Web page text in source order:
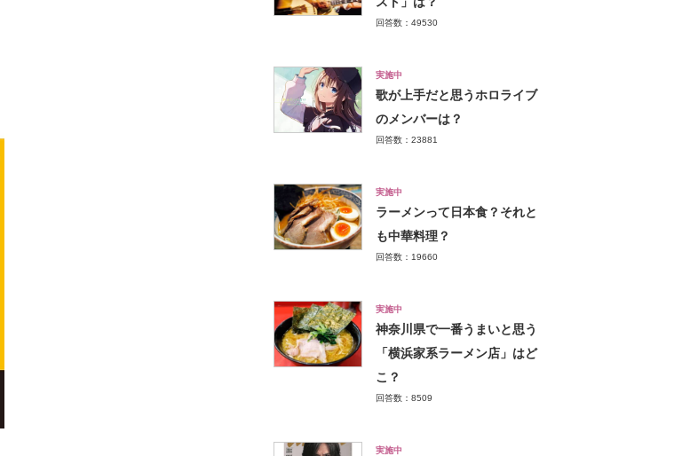
回答数：49530
実施中
歌が上手だと思うホロライブ
のメンバーは？
回答数：23881
実施中
ラーメンって日本食？それと
も中華料理？
回答数：19660
実施中
神奈川県で一番うまいと思う
「横浜家系ラーメン店」はど
こ？
回答数：8509
実施中